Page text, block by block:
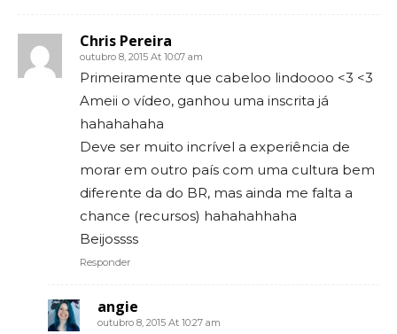
Chris Pereira
outubro 8, 2015 At 10:07 am
Primeiramente que cabeloo lindoooo <3 <3
Ameii o vídeo, ganhou uma inscrita já
hahahahaha
Deve ser muito incrível a experiência de
morar em outro país com uma cultura bem
diferente da do BR, mas ainda me falta a
chance (recursos) hahahahhaha
Beijossss
Responder
angie
outubro 8, 2015 At 10:27 am